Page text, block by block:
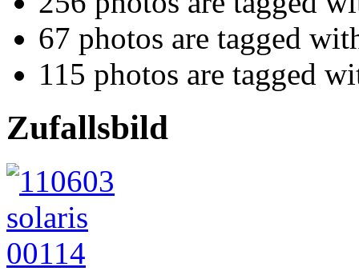
67 photos are tagged
115 photos are tagged
Zufallsbild